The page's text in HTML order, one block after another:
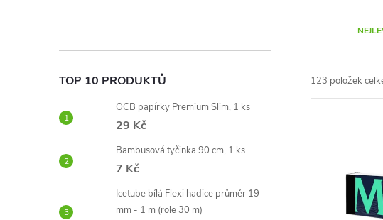
e
l
TOP 10 PRODUKTŮ
OCB papírky Premium Slim, 1 ks
29 Kč
Bambusová tyčinka 90 cm, 1 ks
7 Kč
Icetube bílá Flexi hadice průměr 19
mm - 1 m (role 30 m)
a
z
123 položek